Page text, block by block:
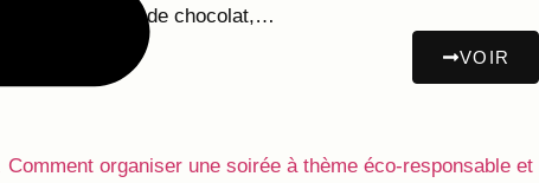
délice à base de chocolat,…
VOIR
Comment organiser une soirée à thème éco-responsable et